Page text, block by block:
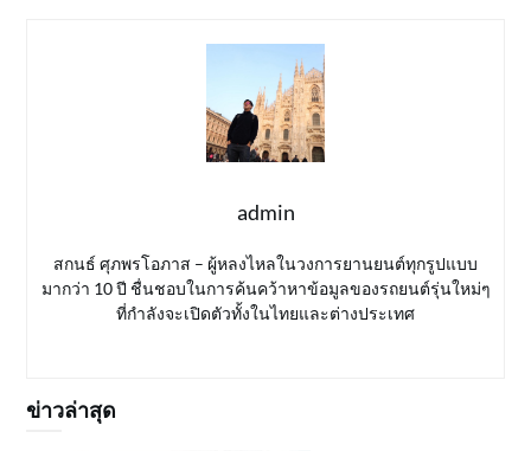
admin
สกนธ์ ศุภพรโอภาส – ผู้หลงไหลในวงการยานยนต์ทุกรูปแบบ
มากว่า 10 ปี ชื่นชอบในการค้นคว้าหาข้อมูลของรถยนต์รุ่นใหม่ๆ
ที่กำลังจะเปิดตัวทั้งในไทยและต่างประเทศ
ข่าวล่าสุด